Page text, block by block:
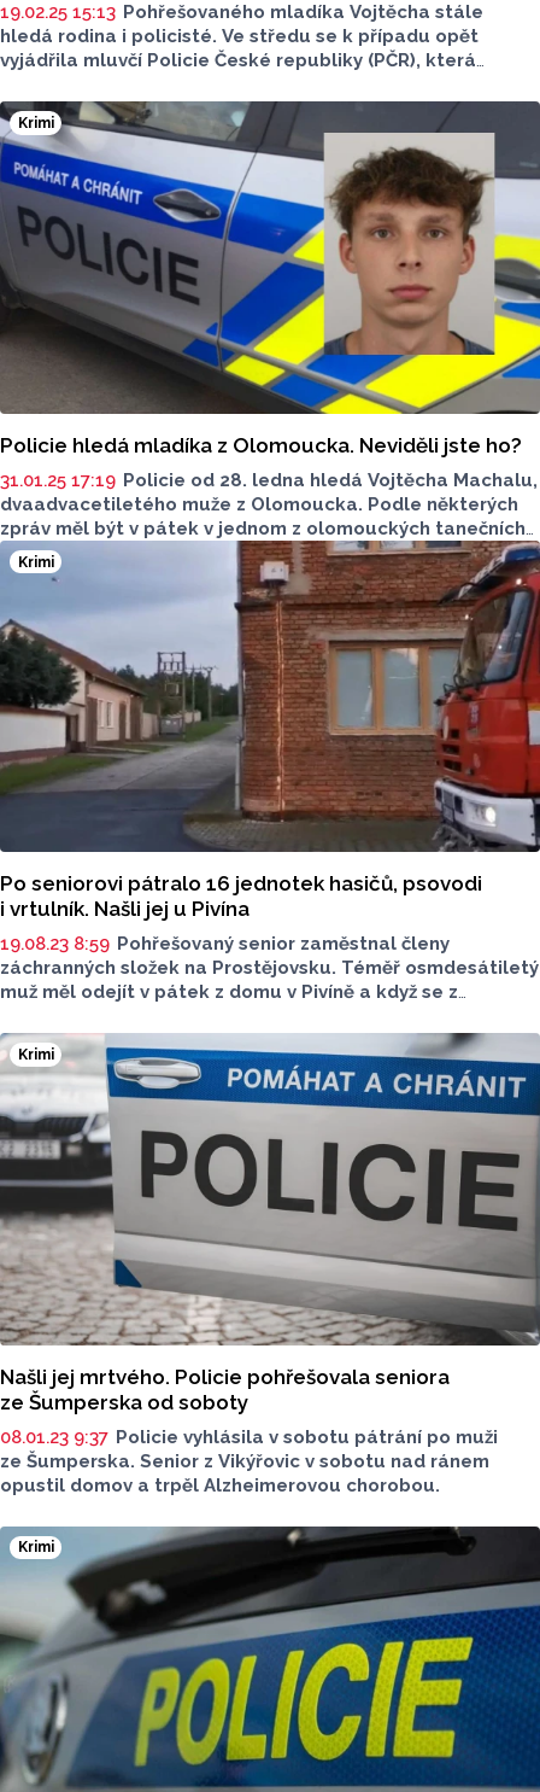
19.02.25 15:13 Pohřešovaného mladíka Vojtěcha stále
hledá rodina i policisté. Ve středu se k případu opět
vyjádřila mluvčí Policie České republiky (PČR), která
informací. Podle mluvčí by zmizení Vojtěcha Machaly
mohlo souviset s nahlášeným topícím se mužem. Ani
jednoho ovšem zatím policie nenašla, a tak pátrání
pokračuje.
Krimi
Policie hledá mladíka z Olomoucka. Neviděli jste ho?
31.01.25 17:19 Policie od 28. ledna hledá Vojtěcha Machalu,
dvaadvacetiletého muže z Olomoucka. Podle některých
zpráv měl být v pátek v jednom z olomouckých tanečních
klubů a od té doby o něm jeho blízcí neví.
Krimi
Po seniorovi pátralo 16 jednotek hasičů, psovodi
i vrtulník. Našli jej u Pivína
19.08.23 8:59 Pohřešovaný senior zaměstnal členy
záchranných složek na Prostějovsku. Téměř osmdesátiletý
muž měl odejít v pátek z domu v Pivíně a když se z
Krimi
Našli jej mrtvého. Policie pohřešovala seniora
ze Šumperska od soboty
08.01.23 9:37 Policie vyhlásila v sobotu pátrání po muži
ze Šumperska. Senior z Vikýřovic v sobotu nad ránem
opustil domov a trpěl Alzheimerovou chorobou.
Krimi